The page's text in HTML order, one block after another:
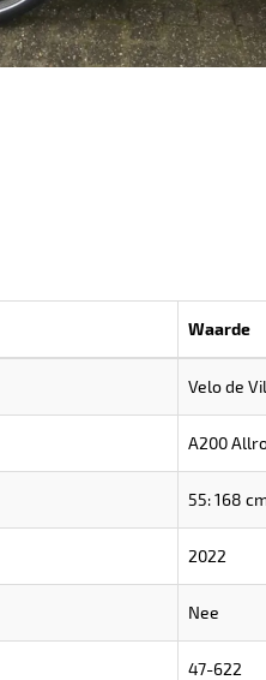
Waarde
Velo de
A200
55: 168
2022
Nee
47-622